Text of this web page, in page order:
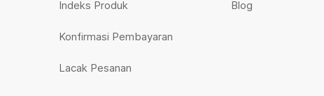
Indeks Produk
Konfirmasi Pembayaran
Lacak Pesanan
Blog